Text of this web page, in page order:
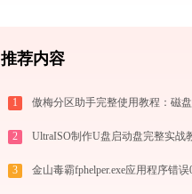
推荐内容
1
2
3